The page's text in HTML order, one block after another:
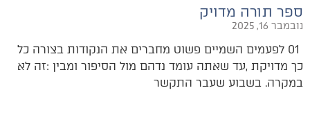
ספר תורה מדויק
נובמבר 16, 2025
‬במקרה‭.‬ בשבוע‭ ‬שעבר‭ ‬התקשר‭